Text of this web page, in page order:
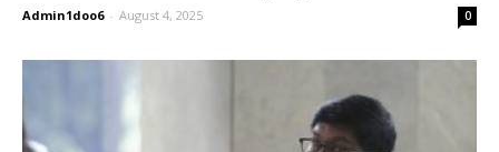
Admin1doo6 - August 4, 2025 0